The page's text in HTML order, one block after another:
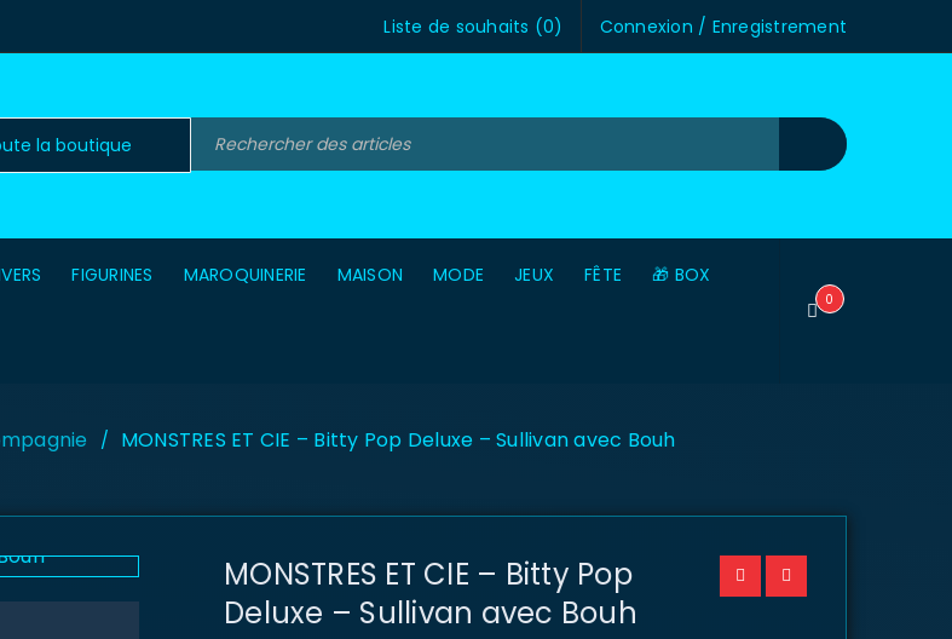
Connexion / Enregistrement
Liste de souhaits (0)
FIGURINES MAROQUINERIE MAISON MODE JEUX FÊTE 🎁 BOX
0
/ MONSTRES ET CIE – Bitty Pop Deluxe – Sullivan avec Bouh
MONSTRES ET CIE – Bitty Pop
Deluxe – Sullivan avec Bouh